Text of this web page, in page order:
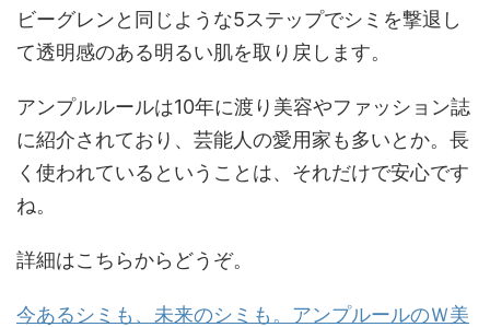
ビーグレンと同じような5ステップでシミを撃退し
て透明感のある明るい肌を取り戻します。
アンプルルールは10年に渡り美容やファッション誌
に紹介されており、芸能人の愛用家も多いとか。長
く使われているということは、それだけで安心です
ね。
詳細はこちらからどうぞ。
今あるシミも、未来のシミも。アンプルールのＷ美